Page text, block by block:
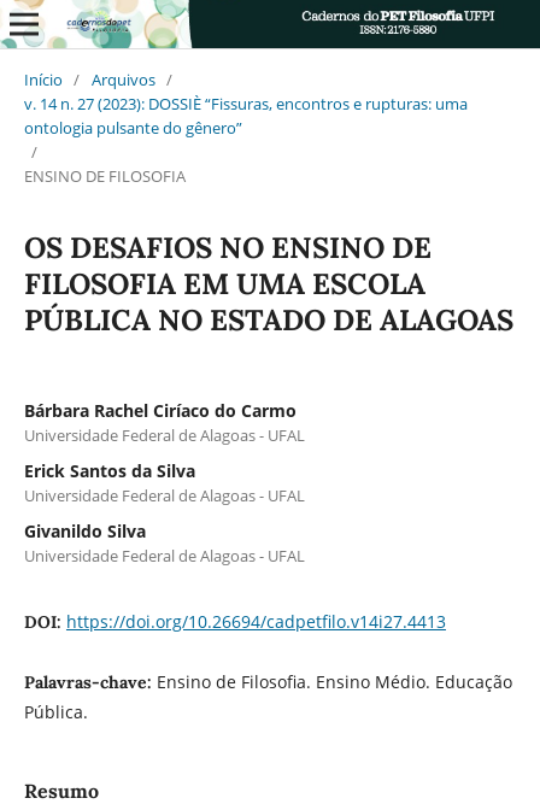
Início / Arquivos /
v. 14 n. 27 (2023): DOSSIÈ “Fissuras, encontros e rupturas: uma
ontologia pulsante do gênero”
/
ENSINO DE FILOSOFIA
OS DESAFIOS NO ENSINO DE
FILOSOFIA EM UMA ESCOLA
PÚBLICA NO ESTADO DE ALAGOAS
Bárbara Rachel Ciríaco do Carmo
Universidade Federal de Alagoas - UFAL
Erick Santos da Silva
Universidade Federal de Alagoas - UFAL
Givanildo Silva
Universidade Federal de Alagoas - UFAL
DOI: https://doi.org/10.26694/cadpetfilo.v14i27.4413
Palavras-chave: Ensino de Filosofia. Ensino Médio. Educação
Pública.
Resumo